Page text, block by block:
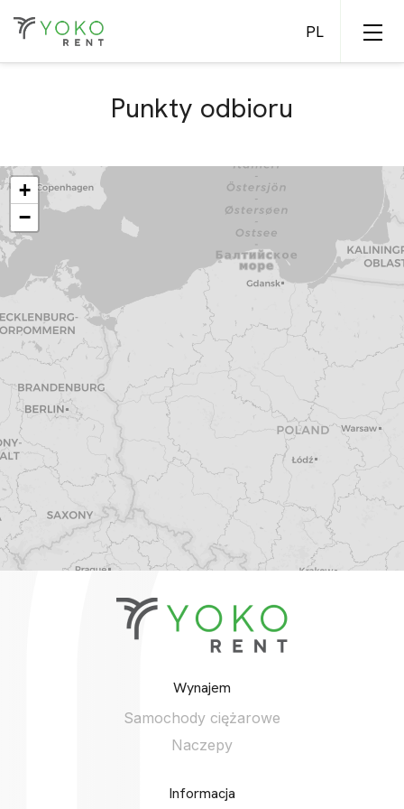
Punkty odbioru
+
−
Wynajem
Samochody ciężarowe
Naczepy
Informacja